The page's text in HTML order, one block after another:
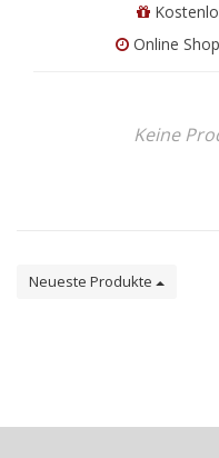
Online
Keine
Neueste Produkte